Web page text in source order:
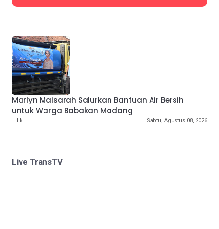
Marlyn Maisarah Salurkan Bantuan Air Bersih
untuk Warga Babakan Madang
Lk Sabtu, Agustus 08, 2026
Live TransTV